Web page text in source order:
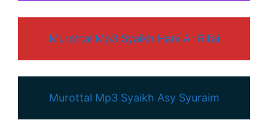
Murottal Mp3 Syaikh Hani Ar Rifai
Murottal Mp3 Syaikh Asy Syuraim